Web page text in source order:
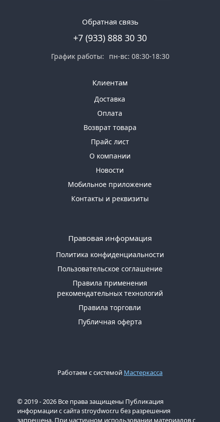
Обратная связь
+7 (933) 888 30 30
График работы: пн-вс: 08:30-18:30
Клиентам
Доставка
Оплата
Возврат товара
Прайс лист
О компании
Новости
Мобильное приложение
Контакты и реквизиты
Правовая информация
Политика конфиденциальности
Пользовательское соглашение
Правила применения
рекомендательных технологий
Правила торговли
Публичная оферта
Работаем с системой Мастеркасса
© 2019 - 2026 Все права защищены Публикация
информации с сайта stroydwor.ru без разрешения
запрещена. При частичном использовании материалов с